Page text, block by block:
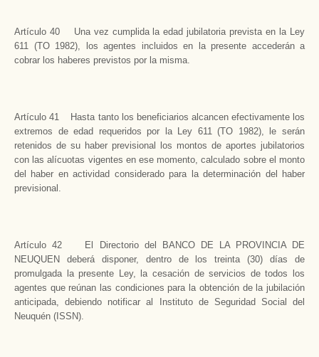
Artículo 40 Una vez cumplida la edad jubilatoria prevista en la Ley
611 (TO 1982), los agentes incluidos en la presente accederán a
cobrar los haberes previstos por la misma.
Artículo 41 Hasta tanto los beneficiarios alcancen efectivamente los
extremos de edad requeridos por la Ley 611 (TO 1982), le serán
retenidos de su haber previsional los montos de aportes jubilatorios
con las alícuotas vigentes en ese momento, calculado sobre el monto
del haber en actividad considerado para la determinación del haber
previsional.
Artículo 42 El Directorio del BANCO DE LA PROVINCIA DE
NEUQUEN deberá disponer, dentro de los treinta (30) días de
promulgada la presente Ley, la cesación de servicios de todos los
agentes que reúnan las condiciones para la obtención de la jubilación
anticipada, debiendo notificar al Instituto de Seguridad Social del
Neuquén (ISSN).